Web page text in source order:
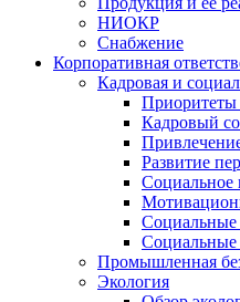
НИОКР
Снабжение
Корпоративная
Кадровая и
Приоритеты
Кадровый
Развитие
Социальное
Социальные
Промышленная
Экология